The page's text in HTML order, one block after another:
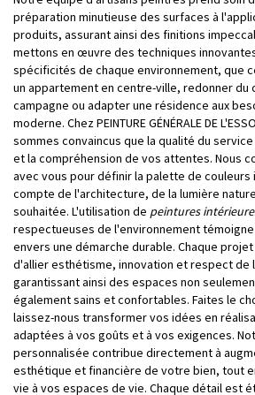
préparation minutieuse des surfaces à
produits, assurant ainsi des finitions
mettons en œuvre des techniques
spécificités de chaque environnement, que
un appartement en centre-ville, redonner du
campagne ou adapter une résidence aux
moderne. Chez PEINTURE GÉNÉRALE DE
sommes convaincus que la qualité du
et la compréhension de vos attentes. Nous
avec vous pour définir la palette de couleurs
compte de l'architecture, de la lumière
souhaitée. L'utilisation de peintures
respectueuses de l'environnement
envers une démarche durable. Chaque
d'allier esthétisme, innovation et respect de
garantissant ainsi des espaces non
également sains et confortables. Faites le
laissez-nous transformer vos idées en
adaptées à vos goûts et à vos exigences.
personnalisée contribue directement à
esthétique et financière de votre bien, tout
vie à vos espaces de vie. Chaque détail est